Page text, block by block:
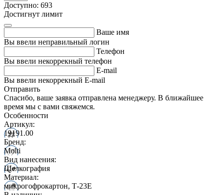
Доступно: 693
Достигнут лимит
Ваше имя
Вы ввели неправильный логин
Телефон
Вы ввели некоррекный телефон
E-mail
Вы ввели некоррекный E-mail
Отправить
Спасибо, ваше заявка отправлена менеджеру. В ближайшее
время мы с вами свяжемся.
Особенности
Артикул:
19191.00
Бренд:
Molti
Вид нанесения:
Шелкография
Материал:
микрогофрокартон, Т-23Е